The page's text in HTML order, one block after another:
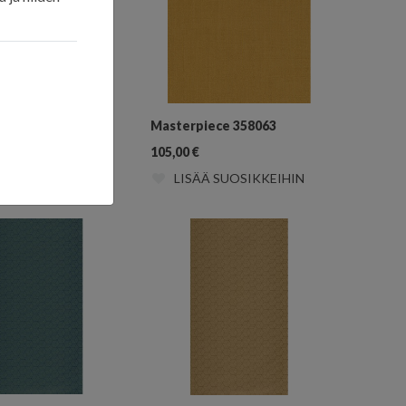
358062
Masterpiece 358063
105,00€
LISÄÄ SUOSIKKEIHIN